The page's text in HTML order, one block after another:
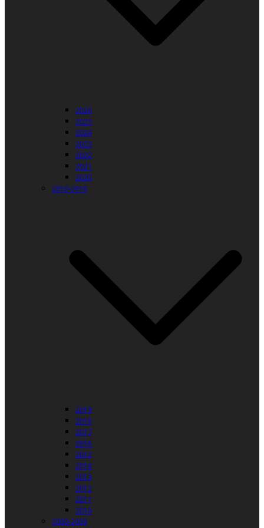
2026
2025
2024
2023
2022
2021
2020
2010-2019
2019
2018
2017
2016
2015
2014
2013
2012
2011
2010
2000-2009